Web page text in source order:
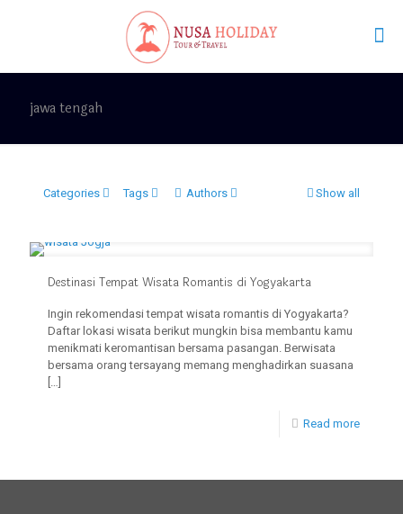
jawa tengah
Categories Tags Authors Show all
Destinasi Tempat Wisata Romantis di Yogyakarta
Ingin rekomendasi tempat wisata romantis di Yogyakarta?
Daftar lokasi wisata berikut mungkin bisa membantu kamu
menikmati keromantisan bersama pasangan. Berwisata
bersama orang tersayang memang menghadirkan suasana
[…]
Read more